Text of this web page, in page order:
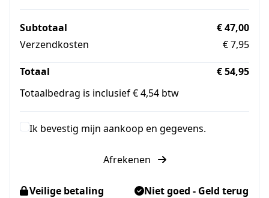
Subtotaal
€ 47,00
Verzendkosten
€ 7,95
Totaal
€ 54,95
Totaalbedrag is inclusief € 4,54 btw
Ik bevestig mijn aankoop en gegevens.
Afrekenen
Veilige betaling
Niet goed - Geld terug